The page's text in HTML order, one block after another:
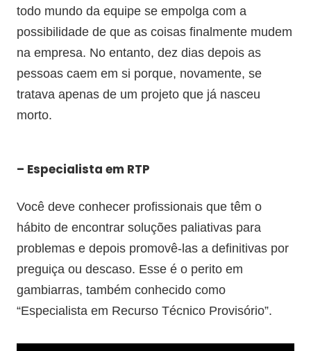
todo mundo da equipe se empolga com a
possibilidade de que as coisas finalmente mudem
na empresa. No entanto, dez dias depois as
pessoas caem em si porque, novamente, se
tratava apenas de um projeto que já nasceu
morto.
– Especialista em RTP
Você deve conhecer profissionais que têm o
hábito de encontrar soluções paliativas para
problemas e depois promovê-las a definitivas por
preguiça ou descaso. Esse é o perito em
gambiarras, também conhecido como
“Especialista em Recurso Técnico Provisório”.